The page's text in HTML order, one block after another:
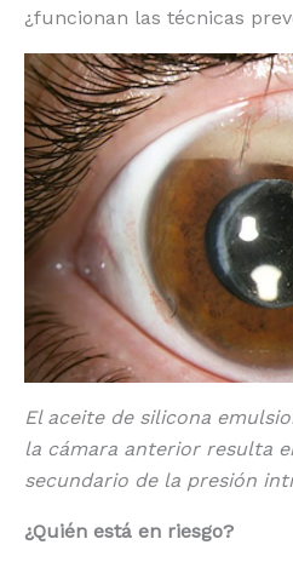
¿funcionan las técnicas
El aceite de silicona
la cámara anterior resulta
secundario de la presión
¿Quién está en riesgo?